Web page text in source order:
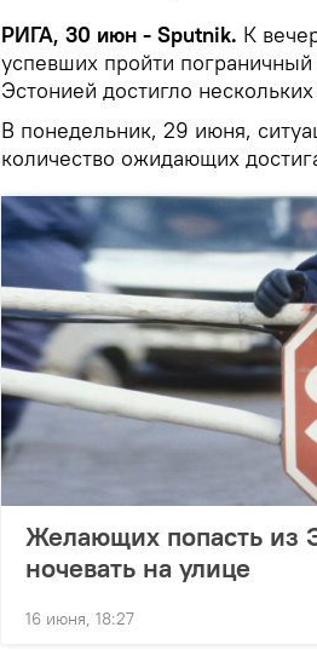
РИГА, 30 июн - Sputnik. К
успевших пройти
Эстонией достигло
В понедельник, 29 июня,
количество ожидающих
Желающих попасть из
ночевать на улице
16 июня, 18:27